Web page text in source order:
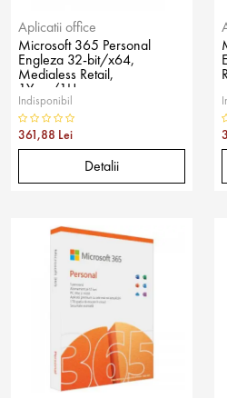
Aplicatii office
Microsoft 365 Personal
Engleza 32-bit/x64,
Medialess Retail,
1Year/1User
Indisponibil
361,88 Lei
Detalii